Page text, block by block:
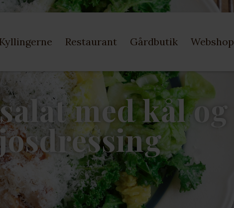
Kyllingerne Restaurant Gårdbutik Webshop
med kål og